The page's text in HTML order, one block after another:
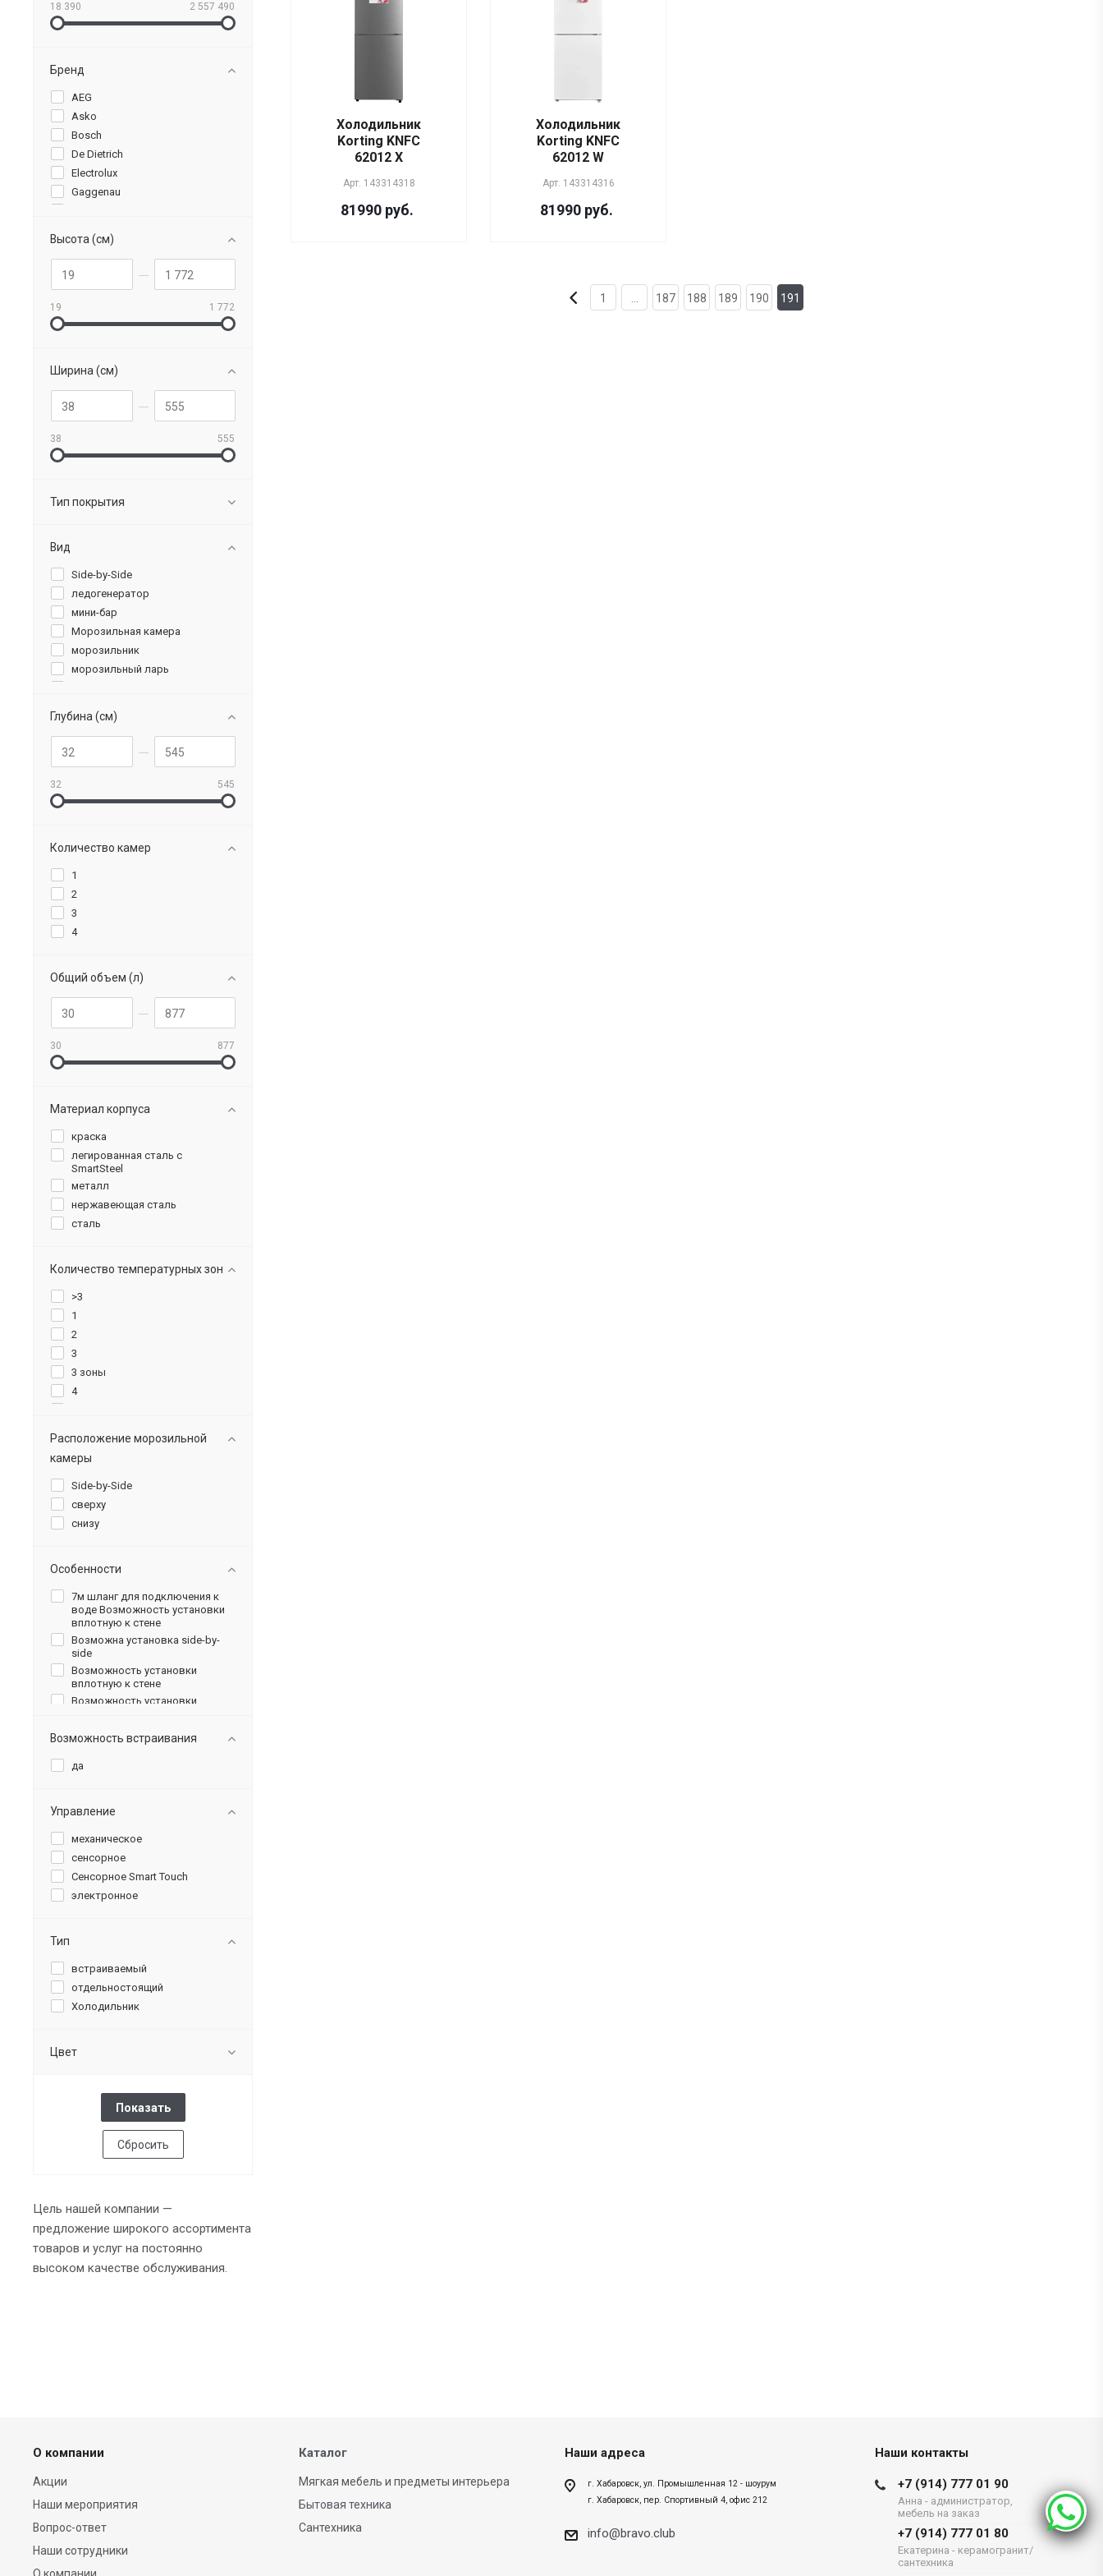
Холодильник
Korting KNFC
62012 X
Арт. 143314318
81990 руб.
Холодильник
Korting KNFC
62012 W
Арт. 143314316
81990 руб.
1 187 188 189 190 191
18 390 2 557 490
Бренд
AEG
Asko
Bosch
De Dietrich
Electrolux
Gaggenau
KitchenAid
Liebherr
Smeg
Высота (см)
19 1 772
Ширина (см)
38 555
Тип покрытия
Вид
Side-by-Side
ледогенератор
мини-бар
Морозильная камера
морозильник
морозильный ларь
холодильник с морозильником
Глубина (см)
32 545
Количество камер
1
2
3
4
Общий объем (л)
30 877
Материал корпуса
краска
легированная сталь с
SmartSteel
металл
нержавеющая сталь
сталь
Количество температурных зон
>3
1
2
3
3 зоны
4
Расположение морозильной
камеры
Side-by-Side
сверху
снизу
Особенности
7м шланг для подключения к
воде Возможность установки
вплотную к стене
Возможна установка side-by-
side
Возможность установки
вплотную к стене
Возможность установки
Нулевая зона
Нулевая зона Возможна
Возможность встраивания
да
Управление
механическое
сенсорное
Сенсорное Smart Touch
электронное
Тип
встраиваемый
отдельностоящий
Холодильник
Цвет
Сбросить
Цель нашей компании —
предложение широкого ассортимента
товаров и услуг на постоянно
высоком качестве обслуживания.
О компании
Акции
Наши мероприятия
Вопрос-ответ
Наши сотрудники
Каталог
Мягкая мебель и предметы интерьера
Бытовая техника
Сантехника
Наши адреса
г. Хабаровск, ул. Промышленная 12 - шоурум
г. Хабаровск, пер. Спортивный 4, офис 212
info@bravo.club
Наши контакты
+7 (914) 777 01 90
Анна - администратор,
мебель на заказ
+7 (914) 777 01 80
Екатерина - керамогранит/
сантехника